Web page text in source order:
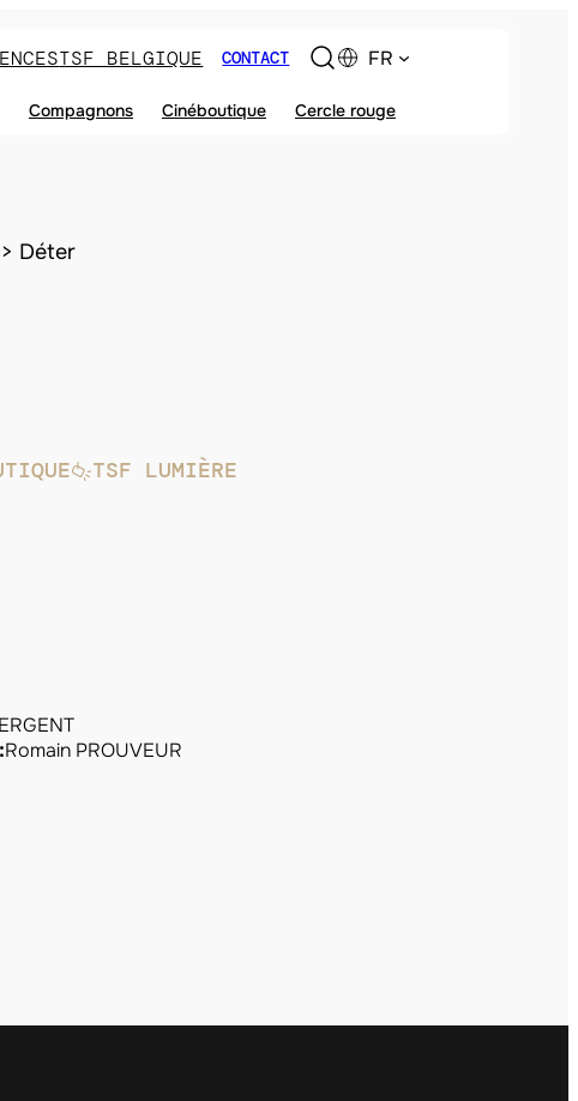
TSF BELGIQUE CONTACT FR
Compagnons Cinéboutique Cercle rouge
Déter
TSF LUMIÈRE
Romain PROUVEUR